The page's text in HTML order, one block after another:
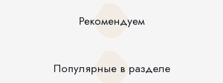
Рекомендуем
Популярные в разделе